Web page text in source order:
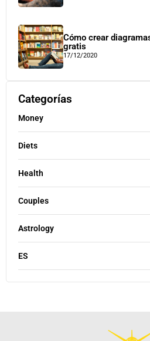
Cómo crear
gratis
17/12/2020
Categorías
Money
Diets
Health
Couples
Astrology
ES